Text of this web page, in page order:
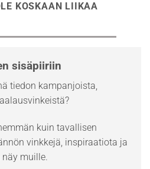
KOSKAAN LIIKAA
sisäpiiriin
tiedon kampanjoista,
kuin tavallisen
vinkkejä, inspiraatiota ja
muille.